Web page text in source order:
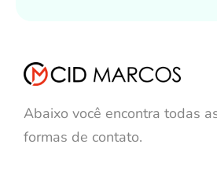
Abaixo você encontra todas
formas de contato.